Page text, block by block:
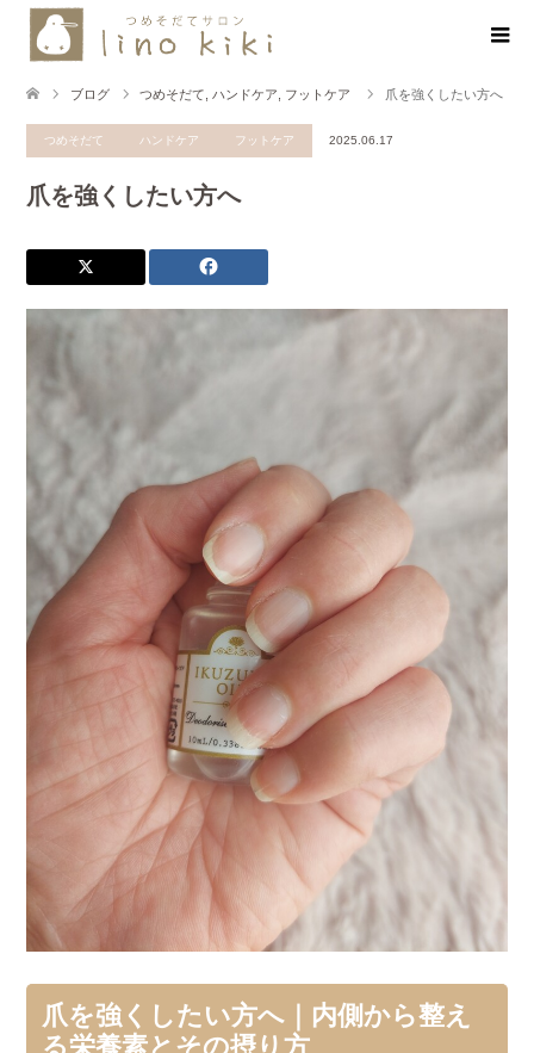
ブログ つめそだて ハンドケア フットケア 爪を強くしたい方へ
つめそだて ハンドケア フットケア 2025.06.17
爪を強くしたい方へ
爪を強くしたい方へ｜内側から整え
る栄養素とその摂り方